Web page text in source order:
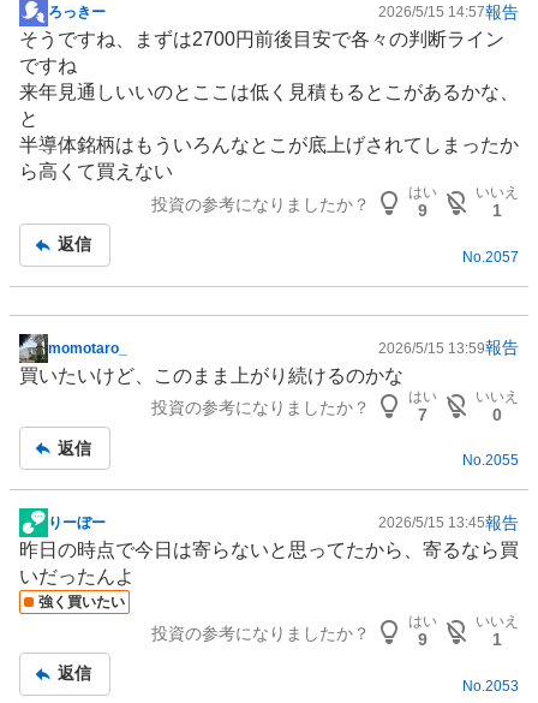
掲
示
板
記
事
ろっきー 2026/5/15 14:57報告
そうですね、まずは2700円前後目安で各々の判断ライン
ですね
来年見通しいいのとここは低く見積もるとこがあるかな、
と
半導体銘柄はもういろんなとこが底上げされてしまったか
ら高くて買えない
投資の参考になりましたか？
はい
9
いいえ
1
返信
No. 2057
掲
示
事
momotaro_ 2026/5/15 13:59報告
買いたいけど、このまま上がり続けるのかな
投資の参考になりましたか？
はい
7
いいえ
0
返信
No.2055
掲
示
板
記
りーぼー 2026/5/15 13:45報告
昨日の時点で今日は寄らないと思ってたから、寄るなら買
いだったんよ
強く買いたい
投資の参考になりましたか？
はい
9
いいえ
1
返信
No. 2053